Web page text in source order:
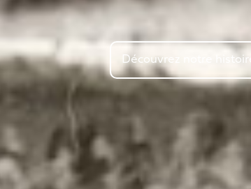
Découvrez notre histoire